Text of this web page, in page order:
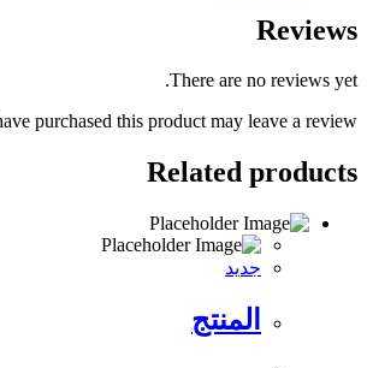
Reviews
There are no reviews yet.
purchased this product may leave a review.
Related products
جديد
المنتج